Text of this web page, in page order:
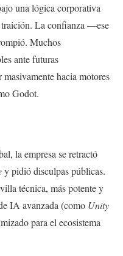
una lógica corporativa
traición. La confianza —ese
Muchos
ante futuras
hacia motores
Godot.
la empresa se retractó
y pidió disculpas públicas.
técnica, más potente y
IA avanzada (como Unity
para el ecosistema